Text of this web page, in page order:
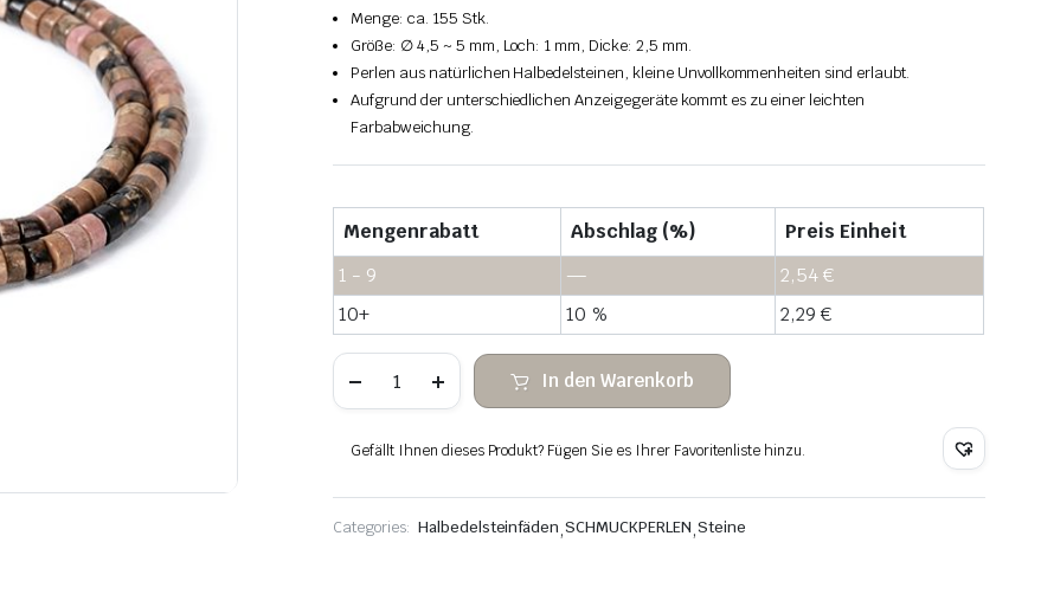
Menge: ca. 155 Stk.
Größe: ∅ 4,5 ~ 5 mm, Loch: 1 mm, Dicke: 2,5 mm.
Perlen aus natürlichen Halbedelsteinen, kleine Unvollkommenheiten sind erlaubt.
Aufgrund der unterschiedlichen Anzeigegeräte kommt es zu einer leichten
Farbabweichung.
Mengenrabatt Abschlag (%)
Preis Einheit
1 - 9
— 2,54€
10+
10 % 2,29€
Stein-
Heishi-
Menge
In den Warenkorb
Gefällt Ihnen dieses Produkt? Fügen Sie es Ihrer Favoritenliste hinzu.
Categories: Halbedelsteinfäden,SCHMUCKPERLEN,Steine